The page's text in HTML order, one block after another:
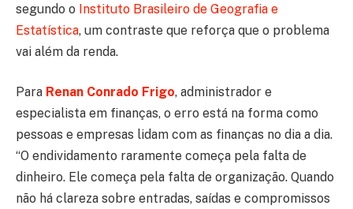
segundo o Instituto Brasileiro de Geografia e
Estatística, um contraste que reforça que o problema
vai além da renda.
Para Renan Conrado Frigo, administrador e
especialista em finanças, o erro está na forma como
pessoas e empresas lidam com as finanças no dia a dia.
“O endividamento raramente começa pela falta de
dinheiro. Ele começa pela falta de organização. Quando
não há clareza sobre entradas, saídas e compromissos